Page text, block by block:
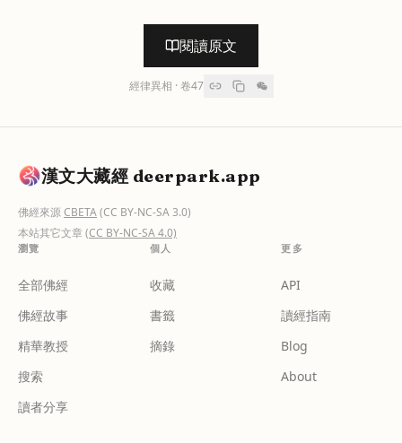
閱讀原文
經律異相 · 卷47
漢文大藏經 deerpark.app
佛經來源CBETA(CC BY-NC-SA 3.0)
本站其它文章(CC BY-NC-SA 4.0)
瀏覽
全部佛經
佛經故事
精華教授
搜索
讀者分享
個人
收藏
書籤
摘錄
更多
API
讀經指南
Blog
About